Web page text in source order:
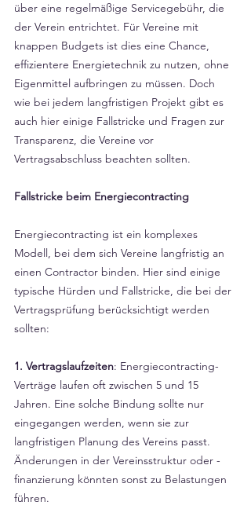
über eine regelmäßige Servicegebühr, die
der Verein entrichtet. Für Vereine mit
knappen Budgets ist dies eine Chance,
effizientere Energietechnik zu nutzen, ohne
Eigenmittel aufbringen zu müssen. Doch
wie bei jedem langfristigen Projekt gibt es
auch hier einige Fallstricke und Fragen zur
Transparenz, die Vereine vor
Vertragsabschluss beachten sollten.
Fallstricke beim Energiecontracting
Energiecontracting ist ein komplexes
Modell, bei dem sich Vereine langfristig an
einen Contractor binden. Hier sind einige
typische Hürden und Fallstricke, die bei der
Vertragsprüfung berücksichtigt werden
sollten:
1. Vertragslaufzeiten: Energiecontracting-
Verträge laufen oft zwischen 5 und 15
Jahren. Eine solche Bindung sollte nur
eingegangen werden, wenn sie zur
langfristigen Planung des Vereins passt.
Änderungen in der Vereinsstruktur oder -
finanzierung könnten sonst zu Belastungen
führen.